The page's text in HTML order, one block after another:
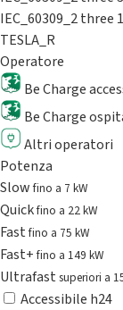
IEC_60309_2 three
TESLA_R
Operatore
Be Charge
Be Charge
Altri operatori
Potenza
Slowfino a 7 kW
Quickfino a 22 kW
Fastfino a 75 kW
Fast+fino a 149 kW
Ultrafast superiori a
Accessibile h24